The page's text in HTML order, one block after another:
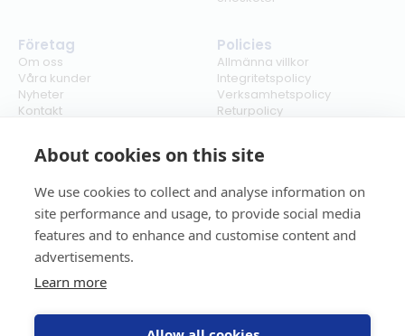
About cookies on this site
We use cookies to collect and analyse information on
site performance and usage, to provide social media
features and to enhance and customise content and
advertisements.
Learn more
Företag
Om oss
Våra kunder
Nyheter
Kontakt
Policies
Allmänna villkor
Integritetspolicy
Verksamhetspolicy
Returpolicy
Cookies